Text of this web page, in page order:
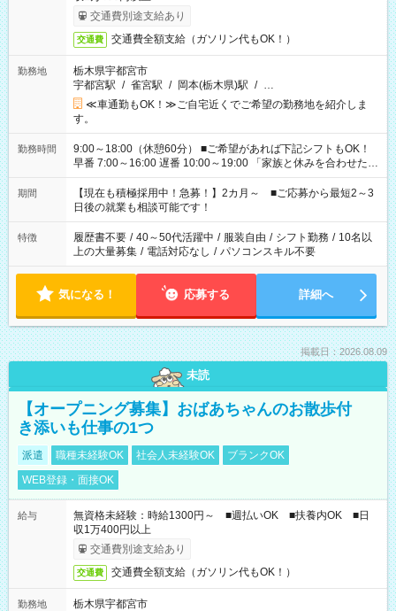
交通費別途支給あり
交通費 交通費全額支給（ガソリン代もOK！）
勤務地
栃木県宇都宮市
宇都宮駅 / 雀宮駅 / 岡本(栃木県)駅 / …
≪車通勤もOK！≫ご自宅近くでご希望の勤務地を紹介しま
す。
勤務時間
9:00～18:00（休憩60分） ■ご希望があれば下記シフトもOK！
早番 7:00～16:00 遅番 10:00～19:00 「家族と休みを合わせた
い」 「余裕を持って夕飯の準備がしたい」 「できれば残業はし
たくない」 など、ご希望を教えてくださいね。 ※Wワーク希望
の方へ 今ご覧のお仕事で希望する勤務時間と、もう1つのお仕事
の勤務時間。 合計で週40時間を超える場合は応募できません。
期間
【現在も積極採用中！急募！】2カ月～ ■ご応募から最短2～3
日後の就業も相談可能です！
特徴 履歴書不要 / 40～50代活躍中 / 服装自由 / シフト勤務 / 10名以
上の大量募集 / 電話対応なし / パソコンスキル不要
気になる！ 応募する 詳細へ
掲載日：2026.08.09
未読
【オープニング募集】おばあちゃんのお散歩付
き添いも仕事の1つ
派遣 職種未経験OK 社会人未経験OK
ブランクOK
WEB登録・面接OK
給与
無資格未経験：時給1300円～ ■週払いOK ■扶養内OK ■日
収1万400円以上
交通費別途支給あり
交通費 交通費全額支給（ガソリン代もOK！）
勤務地
栃木県宇都宮市